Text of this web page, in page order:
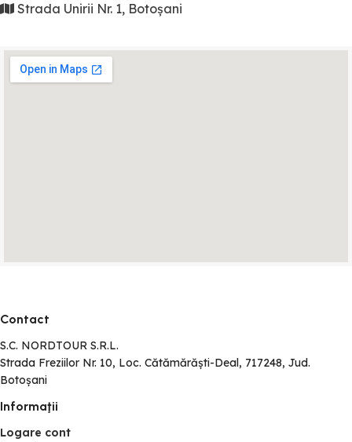
Strada Unirii Nr. 1, Botoșani
Contact
S.C. NORDTOUR S.R.L.
Strada Freziilor Nr. 10, Loc. Cătămărăști-Deal, 717248, Jud.
Botoșani
Informaţii
Logare cont